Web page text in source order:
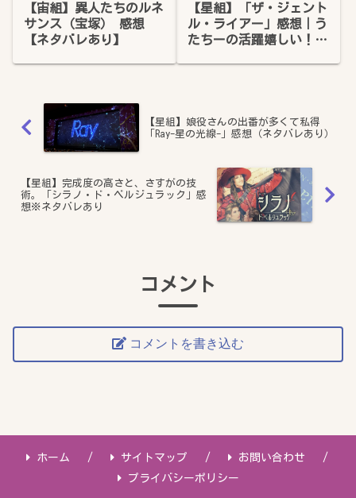
【宙組】異人たちのルネ
サンス（宝塚） 感想
【ネタバレあり】
【星組】「ザ・ジェント
ル・ライアー」感想｜う
たちーの活躍嬉しい！で
【星組】娘役さんの出番が多くて私得
「Ray-星の光線-」感想（ネタバレあり）
【星組】完成度の高さと、さすがの技
術。「シラノ・ド・ベルジュラック」感
想※ネタバレあり
コメント
コメントを書き込む
ホーム サイトマップ
お問い合わせ
プライバシーポリシー